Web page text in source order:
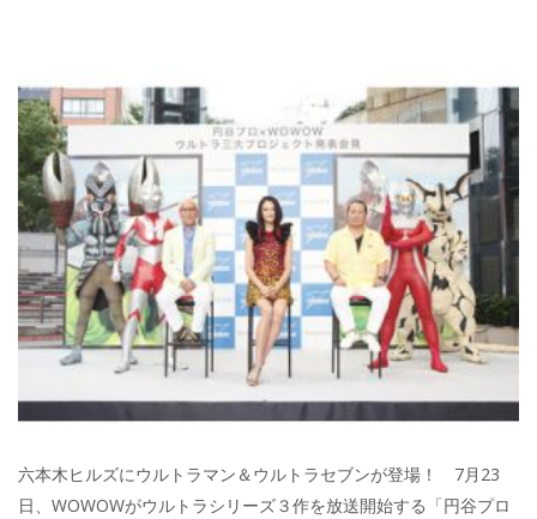
六本木ヒルズにウルトラマン＆ウルトラセブンが登場！ 7月23
日、WOWOWがウルトラシリーズ３作を放送開始する「円谷プロ